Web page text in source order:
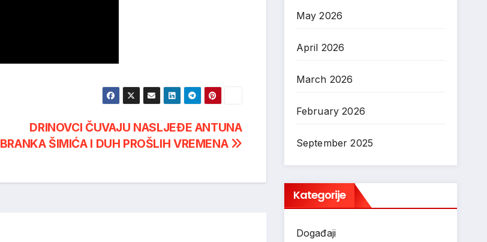
DRINOVCI ČUVAJU NASLJEĐE ANTUNA
BRANKA ŠIMIĆA I DUH PROŠLIH VREMENA
May 2026
April 2026
March 2026
February 2026
September 2025
Kategorije
Događaji